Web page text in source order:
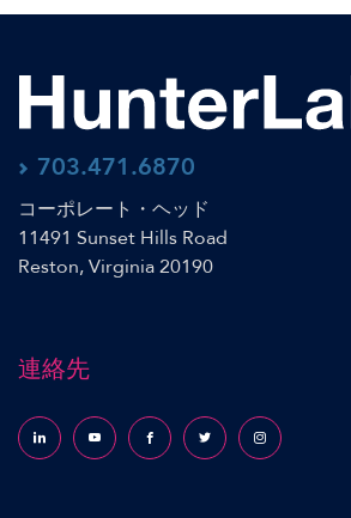
703.471.6870
コーポレート・ヘッド
11491 Sunset Hills Road
Reston, Virginia 20190
連絡先
Follow us on LinkedInFollow us on YouTubeFollow us on Facebook
Follow us on X (formerly
Follow us on